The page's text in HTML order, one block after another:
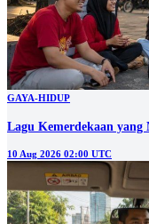
GAYA-HIDUP
Lagu Kemerdekaan yang
10 Aug 2026 02:00 UTC